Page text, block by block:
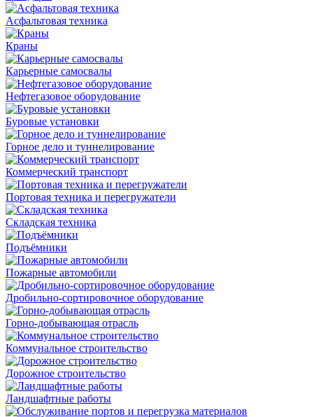
Асфальтовая техника
Краны
Карьерные самосвалы
Нефтегазовое оборудование
Буровые установки
Горное дело и туннелирование
Коммерческий транспорт
Портовая техника и перегружатели
Складская техника
Подъёмники
Пожарные автомобили
Дробильно-сортировочное оборудование
Горно-добывающая отрасль
Коммунальное строительство
Дорожное строительство
Ландшафтные работы